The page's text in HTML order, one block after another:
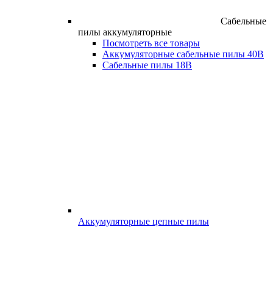
Сабельные
пилы аккумуляторные
Посмотреть все товары
Аккумуляторные сабельные пилы 40В
Сабельные пилы 18В
Аккумуляторные цепные пилы